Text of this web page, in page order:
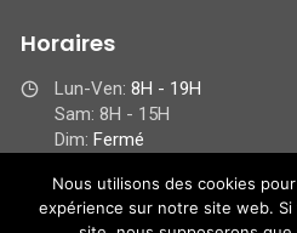
Horaires
Lun-Ven: 8H - 19H
Sam: 8H - 15H
Dim: Fermé
Nous utilisons des cookies
expérience sur notre site web.